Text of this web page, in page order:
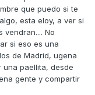
que puedo si te
esta eloy, a ver si
vendran.... No
si eso es una
de Madrid, ugena
paellita, desde
gente y compartir